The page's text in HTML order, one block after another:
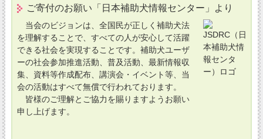
ご寄付のお願い「日本補助犬情報センター」より
当会のビジョンは、全国民が正しく補助犬法
を理解することで、すべての人が安心して活躍
できる社会を実現することです。補助犬ユーザ
ーの社会参加推進活動、普及活動、最新情報収
集、資料等作成配布、講演会・イベント等、当
会の活動はすべて無償で行われております。
皆様のご理解とご協力を賜りますようお願い
申し上げます。